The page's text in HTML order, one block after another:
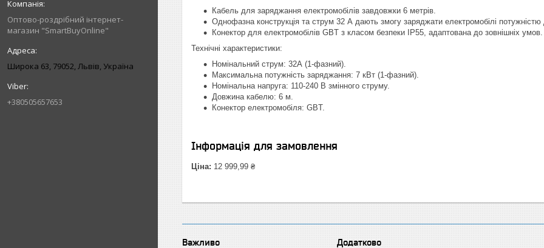
Оптово-роздрібний інтернет-
магазин "SmartBuyOnline"
Широка 63, 79052, Львів, Україна
+380505657653
Кабель для заряджання електромобілів завдовжки 6 метрів.
Однофазна конструкція та струм 32 А дають змогу заряджати електромобілі потужністю
Конектор для електромобілів GBT з класом безпеки IP55, адаптована до зовнішніх умов.
Технічні характеристики:
Номінальний струм: 32А (1-фазний).
Максимальна потужність заряджання: 7 кВт (1-фазний).
Номінальна напруга: 110-240 В змінного струму.
Довжина кабелю: 6 м.
Конектор електромобіля: GBT.
Інформація для замовлення
Ціна: 12 999,99 ₴
Важливо Додатково